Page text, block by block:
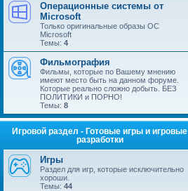
Операционные системы от
Microsoft
Только оригинальные образы ОС
Microsoft
Темы: 4
Фильмография
Фильмы, которые по Вашему мнению
имеют место быть на данном форуме.
Которые реально сложно добыть. БЕЗ
ПОЛИТИКИ и ПОРНО!
Темы: 8
Игровой раздел - Готовые игры и игровые
разработки
Игры
Раздел для игр, которые исключительно
хороши.
Темы: 44